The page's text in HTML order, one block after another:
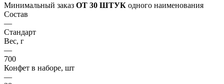
Минимальный заказ ОТ 30 ШТУК одного наименования
Состав
—
Стандарт
Вес, г
—
700
Конфет в наборе, шт
—